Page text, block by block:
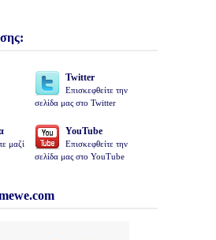
Twitter
Επισκεφθείτε την
σελίδα μας στο Twitter
μαζί
YouTube
Επισκεφθείτε την
σελίδα μας στο YouTube